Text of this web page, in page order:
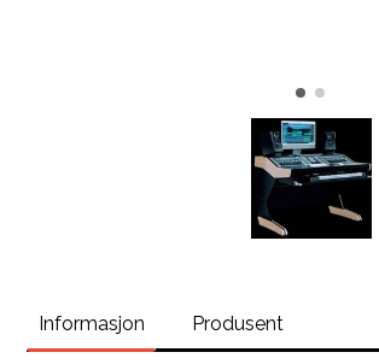
Informasjon Produsent